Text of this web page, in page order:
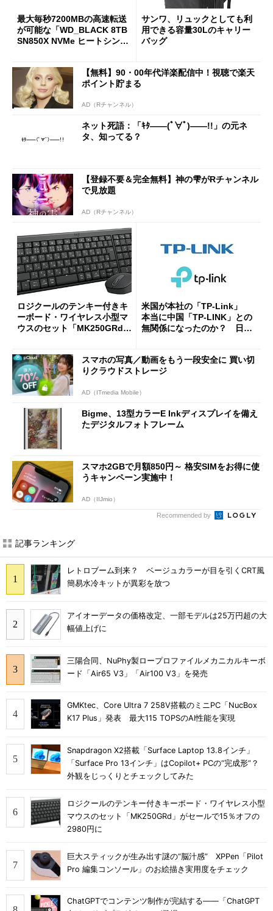
最大毎秒7200MBの高速転送
が可能な「WD_BLACK 8TB
SN850X NVMe ヒートシンク
サンワ、リュックとしても利
用できる容量30Lのキャリー
バッグ
【無料】90・00年代洋楽配信中！視聴で楽天
ポイント貯まる
AD（Rチャンネル）
ネット死語：「ｷﾀ――(ﾟ∀ﾟ)――!!」の元ネ
タ、知ってる？
【登録不要＆完全無料】神の雫がRチャンネル
で見放題
AD（Rチャンネル）
ロジクールのテンキー付きキ
ーボード・ワイヤレス小型マ
ウスのセット「MK250GRd」
米国が本社の「TP-Link」
本当に中国「TP-LINK」との
無関係になったのか？ 日本
スマホの写真／動画をもう一段安全に 買い切
りクラウドストレージ
AD（ITmedia Mobile）
Bigme、13型カラーE Inkディスプレイを備え
たデジタルフォトフレーム
スマホ2GBで月額850円～ 格安SIMをお得に使
うキャンペーン実施中！
AD（IIJmio）
Recommended by
記事ランキング
レトロブーム到来？ ベージュカラーが目を引くCRT風
簡易水冷キットが異彩を放つ
アイオーデータの価格改定、一部モデルは25万円超の大
幅値上げに
三陽合同、NuPhy製ロープロファイルメカニカルキーボ
ード「Air65 V3」「Air100 V3」を発売
GMKtec、Core Ultra 7 258V搭載のミニPC「NucBox
K17 Plus」発表 最大115 TOPSのAI性能を実現
Snapdragon X2搭載「Surface Laptop 13.8インチ」
「Surface Pro 13インチ」はCopilot+ PCの“完成形”？
外観をじっくりとチェックしてみた
ロジクールのテンキー付きキーボード・ワイヤレス小型
マウスのセット「MK250GRd」がセールで15％オフの
2980円に
巨大スティックが生み出す謎の“脳汁感” XPPen「Pilot
Pro 編集コンソール」のお絵描き実用度をチェック
ChatGPTでコンテンツ制作が完結する――「ChatGPT